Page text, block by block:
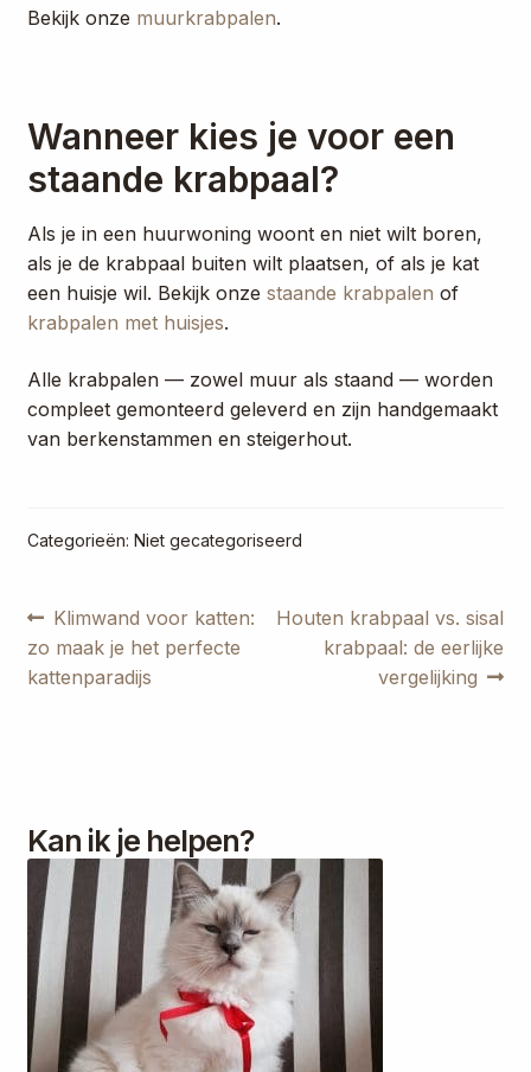
Bekijk onze muurkrabpalen.
Wanneer kies je voor een
staande krabpaal?
Als je in een huurwoning woont en niet wilt boren,
als je de krabpaal buiten wilt plaatsen, of als je kat
een huisje wil. Bekijk onze staande krabpalen of
krabpalen met huisjes.
Alle krabpalen — zowel muur als staand — worden
compleet gemonteerd geleverd en zijn handgemaakt
van berkenstammen en steigerhout.
Categorieën: Niet gecategoriseerd
Bericht
navigatie
Vorig
bericht:
Klimwand voor katten:
zo maak je het perfecte
kattenparadijs
Volgend
bericht:
Houten krabpaal vs. sisal
krabpaal: de eerlijke
vergelijking
Kan ik je helpen?